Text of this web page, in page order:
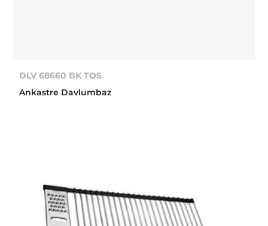
DLV 68660 BK TOS
Ankastre Davlumbaz